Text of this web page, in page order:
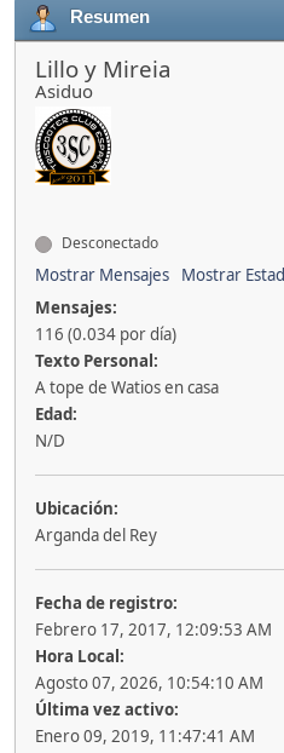
Resumen
Lillo y Mireia
Asiduo
Desconectado
Mostrar Mensajes
Mostrar
Mensajes:
116 (0.034 por día)
Texto Personal:
A tope de Watios en casa
Edad:
N/D
Ubicación:
Arganda del Rey
Fecha de registro:
Febrero 17, 2017, 12:09:53 AM
Hora Local:
Agosto 07, 2026, 10:54:10 AM
Última vez activo:
Enero 09, 2019, 11:47:41 AM